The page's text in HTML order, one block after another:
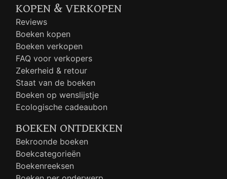
KOPEN & VERKOPEN
Reviews
Boeken kopen
Boeken verkopen
FAQ voor verkopers
Zekerheid & retour
Staat van de boeken
Boeken op wenslijstje
Ecologische cadeaubon
BOEKEN ONTDEKKEN
Bekroonde boeken
Boekcategorieën
Boekenreeksen